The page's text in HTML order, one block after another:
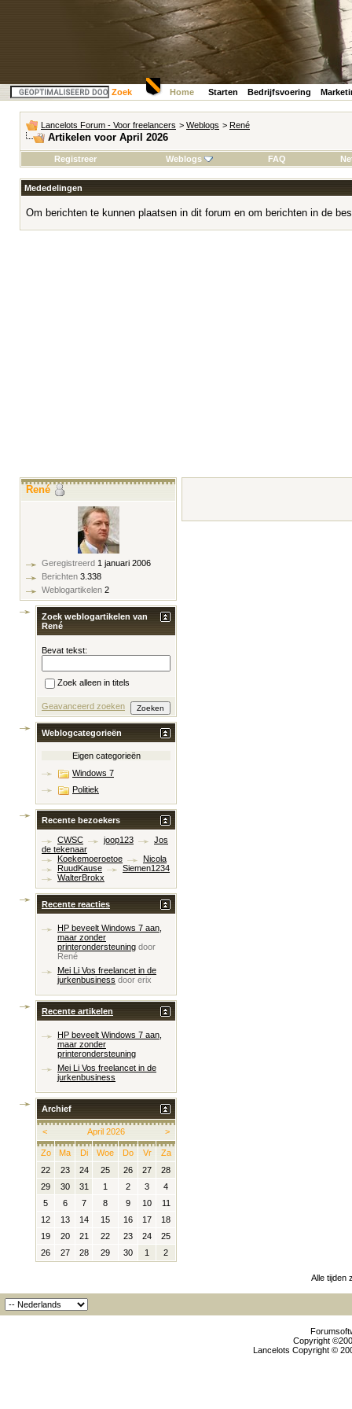
Zoek Home Starten Bedrijfsvoering
Lancelots Forum - Voor freelancers > Weblogs > René
Artikelen voor April 2026
Registreer Weblogs FAQ
Mededelingen
Om berichten te kunnen plaatsen in dit forum en om berichten in de
René
Geregistreerd 1 januari 2006
Berichten 3.338
Weblogartikelen 2
Zoek weblogartikelen van
René
Bevat tekst:
Zoek alleen in titels
Geavanceerd zoeken
Weblogcategorieën
Eigen categorieën
Windows 7
Politiek
Recente bezoekers
CWSC joop123
Jos
de tekenaar
Koekemoeroetoe
Nicola
RuudKause
Siemen1234
WalterBrokx
Recente reacties
HP beveelt Windows 7 aan,
maar zonder
printerondersteuning door
René
Mei Li Vos freelancet in de
jurkenbusiness door erix
Recente artikelen
HP beveelt Windows 7 aan,
maar zonder
printerondersteuning
Mei Li Vos freelancet in de
jurkenbusiness
Archief
< >
April 2026
Zo Ma Di Woe Do Vr
Za
22
23 24 25 26 27
28
29
30 31 1 2 3
4
5
6 7 8 9 10
11
12
13 14 15 16 17
18
19
20 21 22 23 24
25
26
27 28 29 30 1 2
Alle tijden
Copyright
Lancelots Copyright ©